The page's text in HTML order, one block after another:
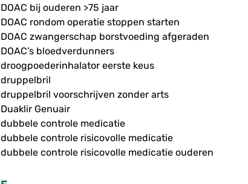
DOAC bij ouderen >75 jaar
DOAC rondom operatie stoppen starten
DOAC zwangerschap borstvoeding afgeraden
DOAC’s bloedverdunners
droogpoederinhalator eerste keus
druppelbril
druppelbril voorschrijven zonder arts
Duaklir Genuair
dubbele controle medicatie
dubbele controle risicovolle medicatie
dubbele controle risicovolle medicatie ouderen